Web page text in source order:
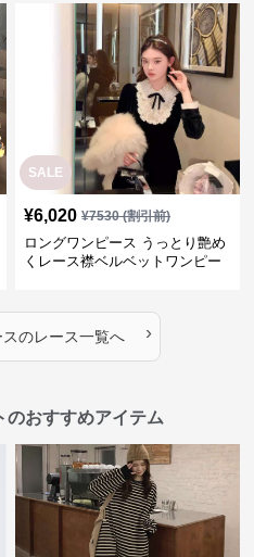
SALE
¥6,020 ¥7530(割引前)
ロングワンピース うっとり艶め
くレース襟ベルベットワンピー
のレース一覧へ ›
のおすすめアイテム